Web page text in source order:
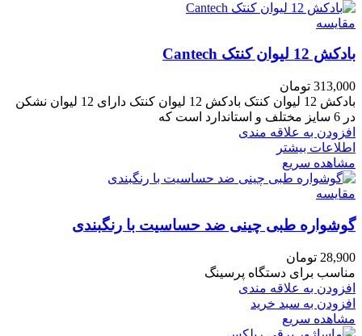
مقایسه
بادکش 12 لیوان کنتک Cantech
313,000 تومان
بادکش 12 لیوان کنتک بادکش 12 لیوان کنتک دارای 12 لیوان نشکن
در 6 سایز مختلف و استاندارد است که
افزودن به علاقه مندی
اطلاعات بیشتر
مشاهده سریع
مقایسه
گوشواره طبی چینی ضد حساسیت با رنگبندی
28,900 تومان
مناسب برای دستگاه پرسینگ
افزودن به علاقه مندی
افزودن به سبد خرید
مشاهده سریع